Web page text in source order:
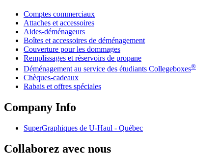
Comptes commerciaux
Attaches et accessoires
Aides-déménageurs
Boîtes et accessoires de déménagement
Couverture pour les dommages
Remplissages et réservoirs de propane
Déménagement au service des étudiants Collegeboxes®
Chèques-cadeaux
Rabais et offres spéciales
Company Info
SuperGraphiques de U-Haul - Québec
Collaborez avec nous